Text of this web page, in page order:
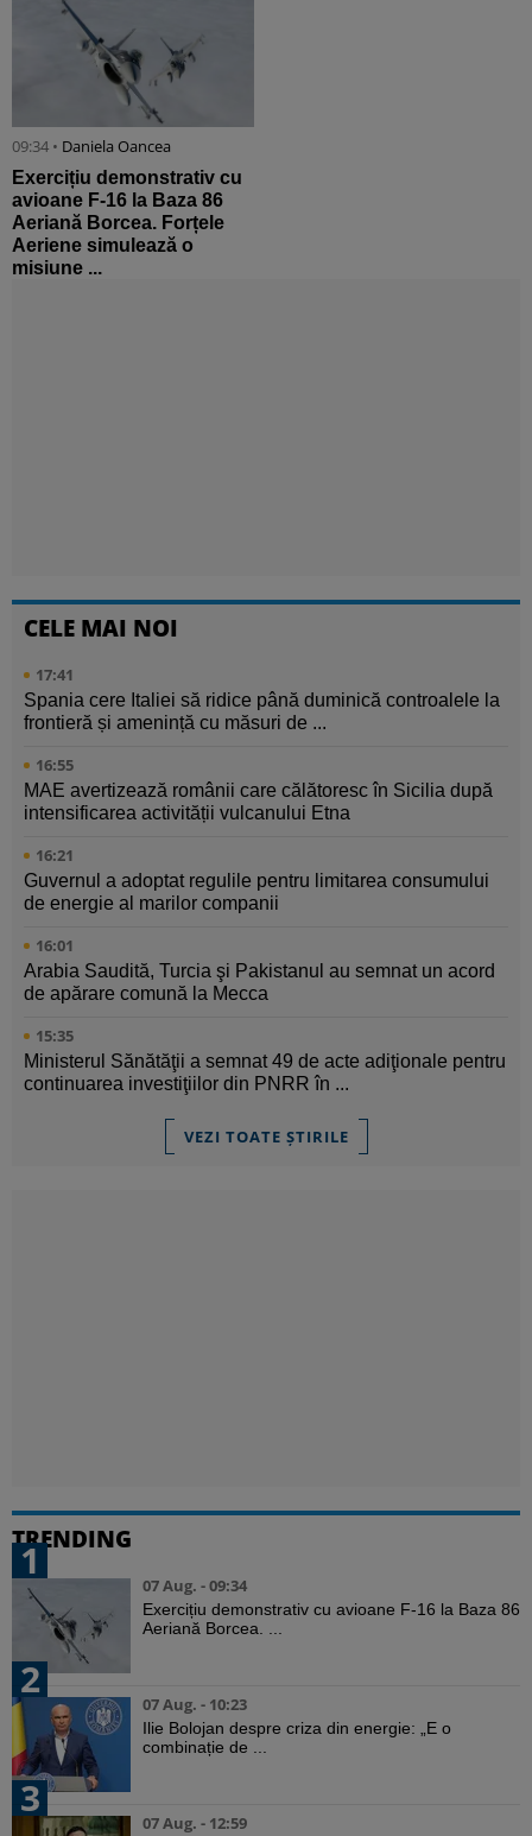
09:34 • Daniela Oancea
Exercițiu demonstrativ cu
avioane F-16 la Baza 86
Aeriană Borcea. Forțele
Aeriene simulează o
misiune ...
CELE MAI NOI
17:41
Spania cere Italiei să ridice până duminică controalele la
frontieră și amenință cu măsuri de ...
16:55
MAE avertizează românii care călătoresc în Sicilia după
intensificarea activității vulcanului Etna
16:21
Guvernul a adoptat regulile pentru limitarea consumului
de energie al marilor companii
16:01
Arabia Saudită, Turcia şi Pakistanul au semnat un acord
de apărare comună la Mecca
15:35
Ministerul Sănătăţii a semnat 49 de acte adiţionale pentru
continuarea investiţiilor din PNRR în ...
VEZI TOATE ȘTIRILE
TRENDING
1
07 Aug. - 09:34
Exercițiu demonstrativ cu avioane F-16 la Baza 86
Aeriană Borcea. ...
2
07 Aug. - 10:23
Ilie Bolojan despre criza din energie: „E o
combinație de ...
3
07 Aug. - 12:59